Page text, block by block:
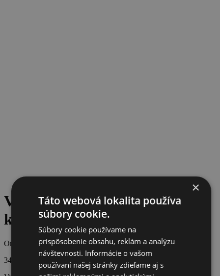
Vē Veronika Vágnerová
kotníkové čižmičky
Originálna cena
345 €
×
Táto webová lokalita používa
súbory cookie.
Súbory cookie používame na
prispôsobenie obsahu, reklám a analýzu
návštevnosti. Informácie o vašom
používaní našej stránky zdieľame aj s